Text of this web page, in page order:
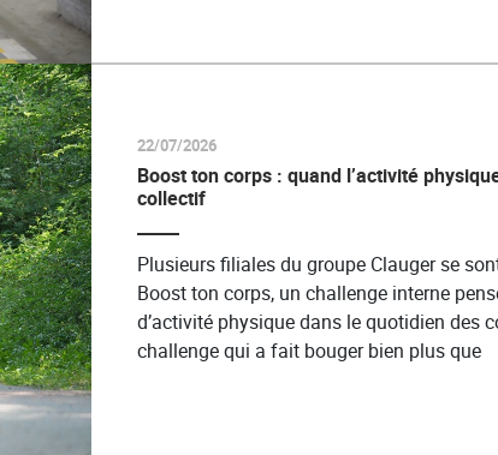
22/07/2026
Boost ton corps : quand l’activité
collectif
Plusieurs filiales du groupe Clauger se
Boost ton corps, un challenge interne
d’activité physique dans le quotidien des
challenge qui a fait bouger bien plus que